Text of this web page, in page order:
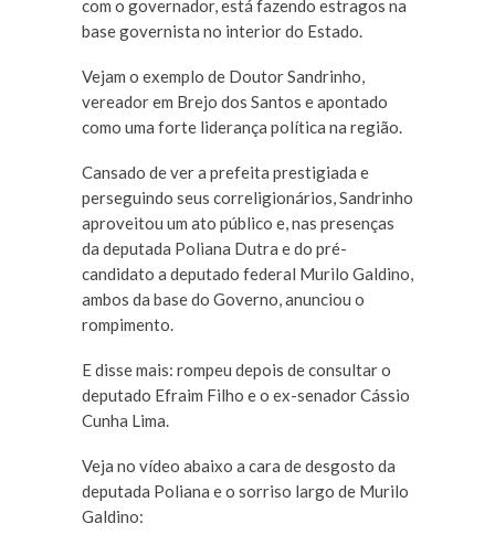
com o governador, está fazendo estragos na
base governista no interior do Estado.
Vejam o exemplo de Doutor Sandrinho,
vereador em Brejo dos Santos e apontado
como uma forte liderança política na região.
Cansado de ver a prefeita prestigiada e
perseguindo seus correligionários, Sandrinho
aproveitou um ato público e, nas presenças
da deputada Poliana Dutra e do pré-
candidato a deputado federal Murilo Galdino,
ambos da base do Governo, anunciou o
rompimento.
E disse mais: rompeu depois de consultar o
deputado Efraim Filho e o ex-senador Cássio
Cunha Lima.
Veja no vídeo abaixo a cara de desgosto da
deputada Poliana e o sorriso largo de Murilo
Galdino: